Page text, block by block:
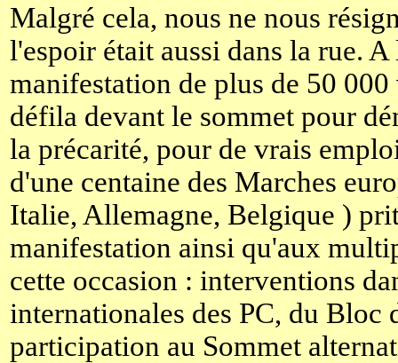
Malgré cela, nous ne nous
l'espoir était aussi dans la rue.
manifestation de plus de 50
défila devant le sommet pour
la précarité, pour de vrais
d'une centaine des Marches
Italie, Allemagne, Belgique )
manifestation ainsi qu'aux
cette occasion : interventions
internationales des PC, du Bloc
participation au Sommet